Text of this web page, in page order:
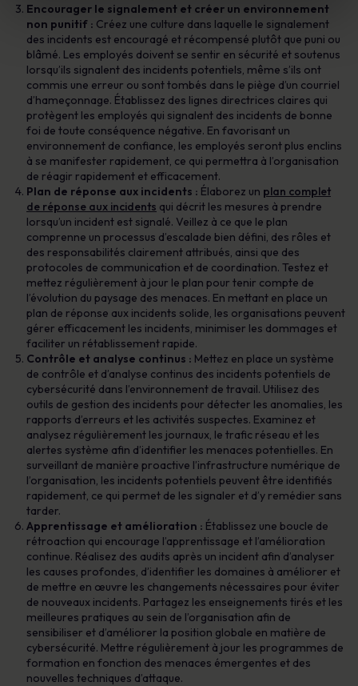
Encourager le signalement et créer un environnement
non punitif : Créez une culture dans laquelle le signalement
des incidents est encouragé et récompensé plutôt que puni ou
blâmé. Les employés doivent se sentir en sécurité et soutenus
lorsqu’ils signalent des incidents potentiels, même s’ils ont
commis une erreur ou sont tombés dans le piège d’un courriel
d’hameçonnage. Établissez des lignes directrices claires qui
protègent les employés qui signalent des incidents de bonne
foi de toute conséquence négative. En favorisant un
environnement de confiance, les employés seront plus enclins
à se manifester rapidement, ce qui permettra à l’organisation
de réagir rapidement et efficacement.
Plan de réponse aux incidents : Élaborez un plan complet
de réponse aux incidents qui décrit les mesures à prendre
lorsqu’un incident est signalé. Veillez à ce que le plan
comprenne un processus d’escalade bien défini, des rôles et
des responsabilités clairement attribués, ainsi que des
protocoles de communication et de coordination. Testez et
mettez régulièrement à jour le plan pour tenir compte de
l’évolution du paysage des menaces. En mettant en place un
plan de réponse aux incidents solide, les organisations peuvent
gérer efficacement les incidents, minimiser les dommages et
faciliter un rétablissement rapide.
Contrôle et analyse continus : Mettez en place un système
de contrôle et d’analyse continus des incidents potentiels de
cybersécurité dans l’environnement de travail. Utilisez des
outils de gestion des incidents pour détecter les anomalies, les
rapports d’erreurs et les activités suspectes. Examinez et
analysez régulièrement les journaux, le trafic réseau et les
alertes système afin d’identifier les menaces potentielles. En
surveillant de manière proactive l’infrastructure numérique de
l’organisation, les incidents potentiels peuvent être identifiés
rapidement, ce qui permet de les signaler et d’y remédier sans
tarder.
Apprentissage et amélioration : Établissez une boucle de
rétroaction qui encourage l’apprentissage et l’amélioration
continue. Réalisez des audits après un incident afin d’analyser
les causes profondes, d’identifier les domaines à améliorer et
de mettre en œuvre les changements nécessaires pour éviter
de nouveaux incidents. Partagez les enseignements tirés et les
meilleures pratiques au sein de l’organisation afin de
sensibiliser et d’améliorer la position globale en matière de
cybersécurité. Mettre régulièrement à jour les programmes de
formation en fonction des menaces émergentes et des
nouvelles techniques d’attaque.